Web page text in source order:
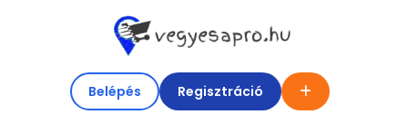
Belépés Regisztráció